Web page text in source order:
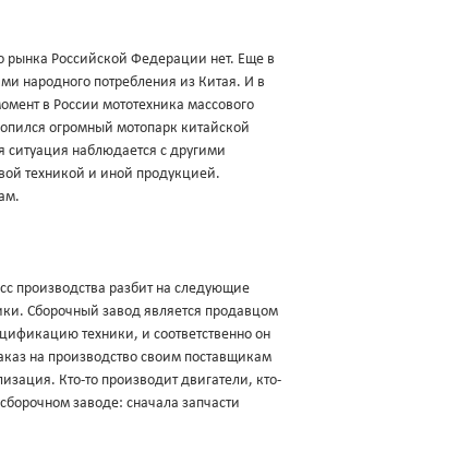
рынка Российской Федерации нет. Еще в
народного потребления из Китая. И в
в России мототехника массового
огромный мотопарк китайской
ситуация наблюдается с другими
техникой и иной продукцией.
производства разбит на следующие
Сборочный завод является продавцом
техники, и соответственно он
на производство своим поставщикам
Кто-то производит двигатели, кто-
заводе: сначала запчасти